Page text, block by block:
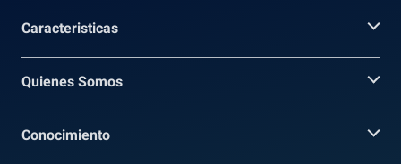
Caracteristicas
Quienes Somos
Conocimiento